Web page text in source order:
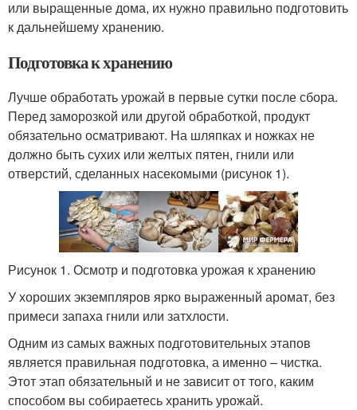
или выращенные дома, их нужно правильно подготовить
к дальнейшему хранению.
Подготовка к хранению
Лучше обработать урожай в первые сутки после сбора.
Перед заморозкой или другой обработкой, продукт
обязательно осматривают. На шляпках и ножках не
должно быть сухих или желтых пятен, гнили или
отверстий, сделанных насекомыми (рисунок 1).
Рисунок 1. Осмотр и подготовка урожая к хранению
У хороших экземпляров ярко выраженный аромат, без
примеси запаха гнили или затхлости.
Одним из самых важных подготовительных этапов
является правильная подготовка, а именно – чистка.
Этот этап обязательный и не зависит от того, каким
способом вы собираетесь хранить урожай.